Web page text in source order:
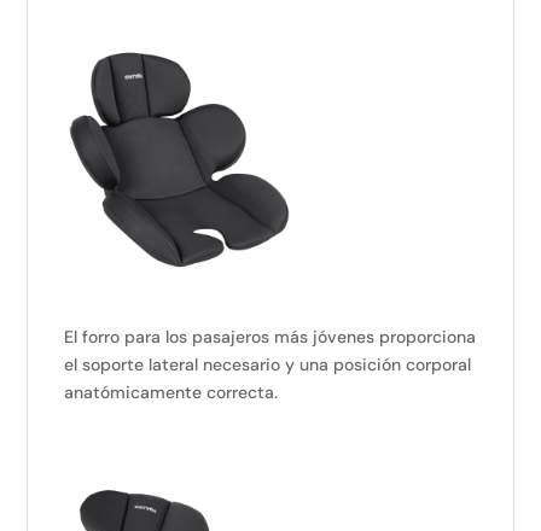
El forro para los pasajeros más jóvenes proporciona
el soporte lateral necesario y una posición corporal
anatómicamente correcta.